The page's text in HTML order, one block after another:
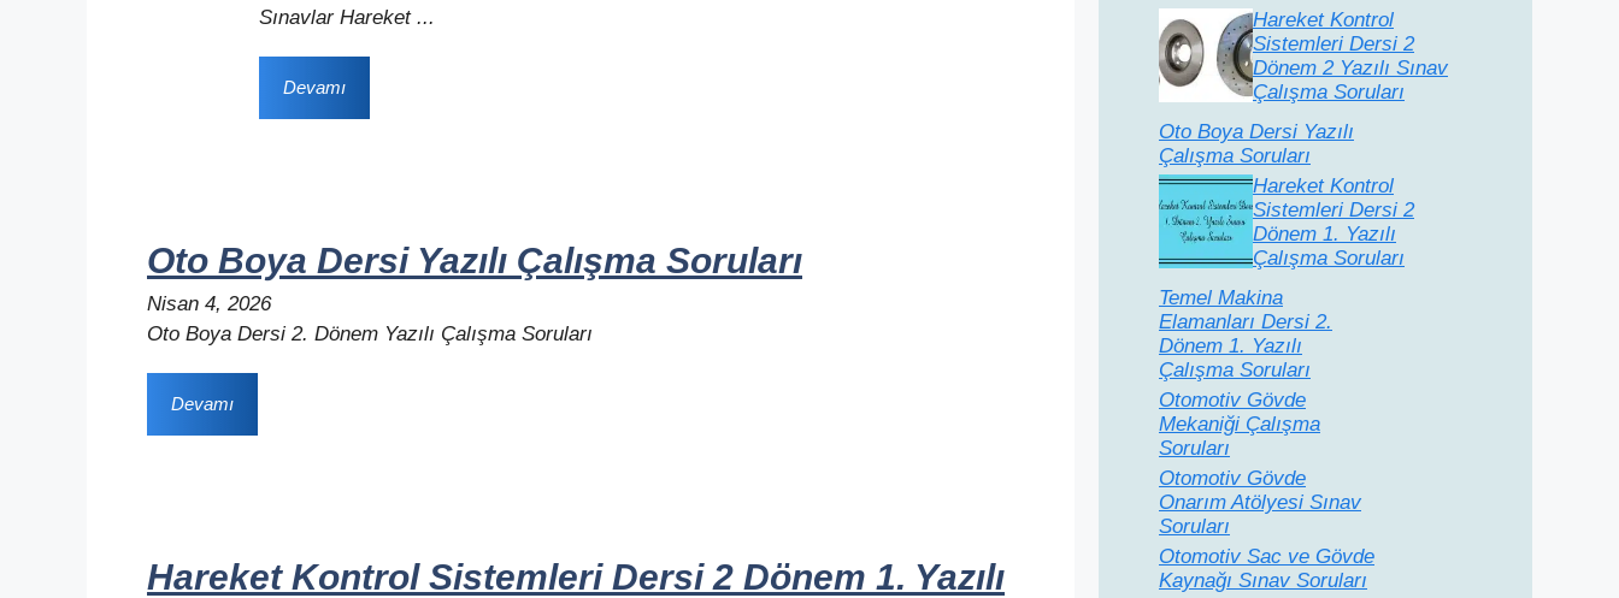
Sınavlar Hareket ...
Devamı
Oto Boya Dersi Yazılı Çalışma Soruları
Nisan 4, 2026
Oto Boya Dersi 2. Dönem Yazılı Çalışma Soruları
Devamı
Hareket Kontrol Sistemleri Dersi 2 Dönem 1. Yazılı
Hareket Kontrol
Sistemleri Dersi 2
Dönem 2 Yazılı Sınav
Çalışma Soruları
Oto Boya Dersi Yazılı
Çalışma Soruları
Hareket Kontrol
Sistemleri Dersi 2
Dönem 1. Yazılı
Çalışma Soruları
Temel Makina
Elamanları Dersi 2.
Dönem 1. Yazılı
Çalışma Soruları
Otomotiv Gövde
Mekaniği Çalışma
Soruları
Otomotiv Gövde
Onarım Atölyesi Sınav
Soruları
Otomotiv Sac ve Gövde
Kaynağı Sınav Soruları